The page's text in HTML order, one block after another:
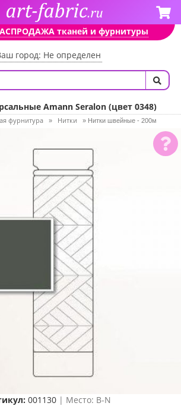
тканей и фурнитуры
город: Не определен
Amann Seralon (цвет 0348)
фурнитура » Нитки » Нитки швейные - 200м
001130| Место: B-N